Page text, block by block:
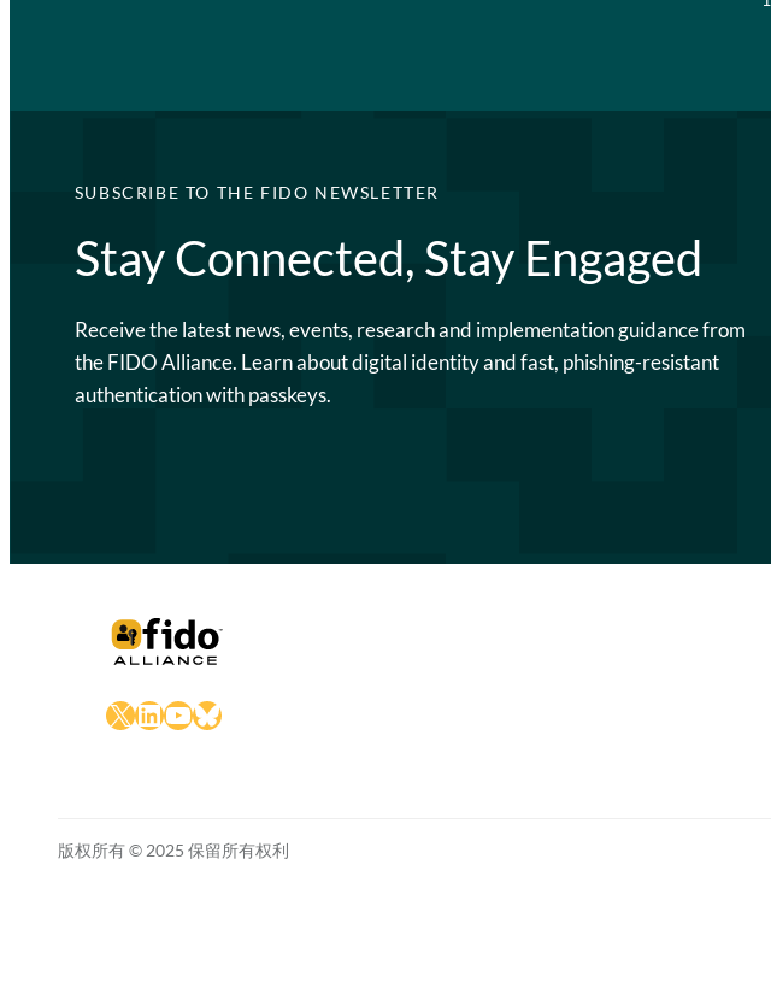
SUBSCRIBE TO THE FIDO NEWSLETTER
Stay Connected, Stay Engaged
Receive the latest news, events, research and implementation guidance from
the FIDO Alliance. Learn about digital identity and fast, phishing-resistant
authentication with passkeys.
X LinkedIn
YouTube
Bluesky
版权所有 © 2025 保留所有权利